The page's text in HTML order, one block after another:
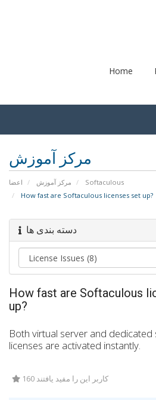
Home
مرکز آموزش
اعضا مرکز آموزش
Softaculous
How fast are Softaculous licenses set up?
دسته بندی ها
How fast are Softaculous
up?
Both virtual server and dedicated
licenses are activated instantly.
160 کاربر این را مفید یافتند